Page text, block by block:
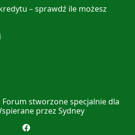
– sprawdź ile możesz
Forum stworzone specjalnie dla
przez Sydney